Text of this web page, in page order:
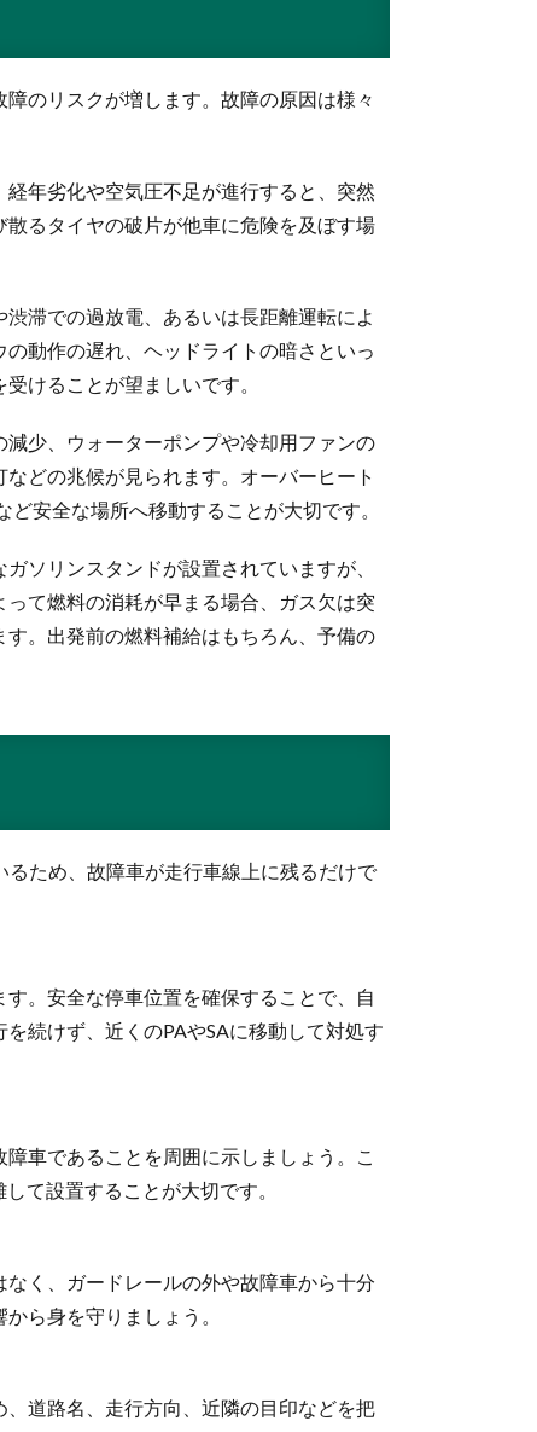
のリスクが増します。故障の原因は様々
年劣化や空気圧不足が進行すると、突然
るタイヤの破片が他車に危険を及ぼす場
滞での過放電、あるいは長距離運転によ
動作の遅れ、ヘッドライトの暗さといっ
けることが望ましいです。
少、ウォーターポンプや冷却用ファンの
どの兆候が見られます。オーバーヒート
安全な場所へ移動することが大切です。
ソリンスタンドが設置されていますが、
て燃料の消耗が早まる場合、ガス欠は突
。出発前の燃料補給はもちろん、予備の
ため、故障車が走行車線上に残るだけで
。安全な停車位置を確保することで、自
続けず、近くのPAやSAに移動して対処す
車であることを周囲に示しましょう。こ
て設置することが大切です。
く、ガードレールの外や故障車から十分
ら身を守りましょう。
道路名、走行方向、近隣の目印などを把